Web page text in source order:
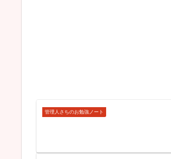
管理人さちのお勉強ノート